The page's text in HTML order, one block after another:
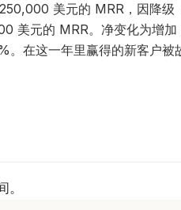
美元的 MRR，因降
美元的 MRR。净变化为增
在这一年里赢得的新客户被